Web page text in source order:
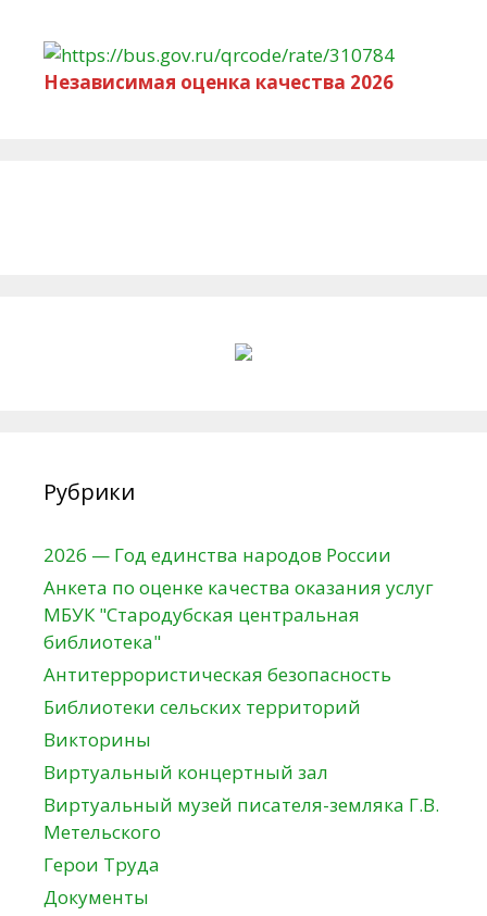
Независимая оценка качества 2026
Рубрики
2026 — Год единства народов России
Анкета по оценке качества оказания услуг
МБУК "Стародубская центральная
библиотека"
Антитеррористическая безопасность
Библиотеки сельских территорий
Викторины
Виртуальный концертный зал
Виртуальный музей писателя-земляка Г.В.
Метельского
Герои Труда
Документы